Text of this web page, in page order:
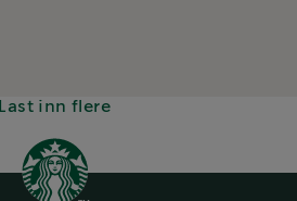
Last inn flere